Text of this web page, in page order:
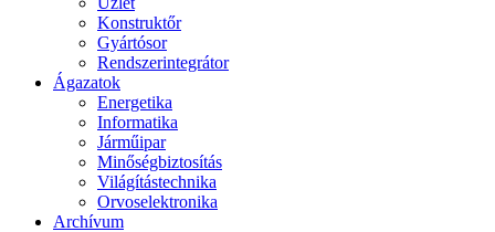
Konstruktőr
Gyártósor
Rendszerintegrátor
Ágazatok
Energetika
Informatika
Járműipar
Minőségbiztosítás
Világítástechnika
Orvoselektronika
Archívum